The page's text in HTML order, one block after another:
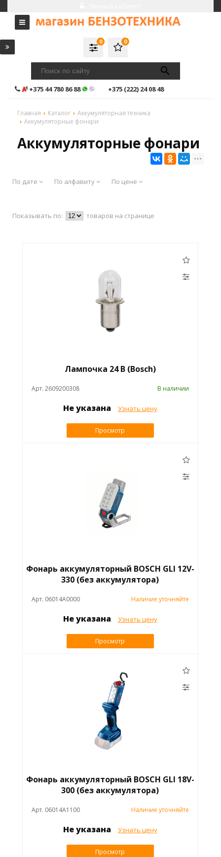
0
0
+375 44 780 86 88 +375 (222) 24 08 48
Главная Каталог
Аккумуляторная техника
Аккумуляторные фонари
Аккумуляторные фонари
По дате По алфавиту По цене
Показывать по: товаров на странице
Лампочка 24 В (Bosch)
Арт. 2609200308 В наличии
Не указана Узнать цену
Просмотр
Фонарь аккумуляторный BOSCH GLI 12V-
330 (без аккумулятора)
Арт. 06014A0000 Наличие уточняйте
Не указана Узнать цену
Просмотр
Фонарь аккумуляторный BOSCH GLI 18V-
300 (без аккумулятора)
Арт. 06014A1100 Наличие уточняйте
Не указана Узнать цену
Просмотр